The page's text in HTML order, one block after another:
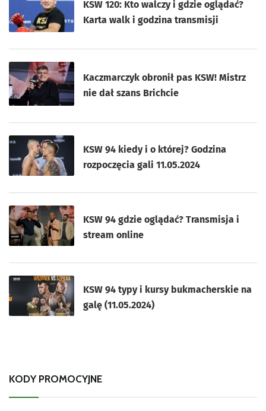
KSW 120: Kto walczy i gdzie oglądać?
Karta walk i godzina transmisji
Kaczmarczyk obronił pas KSW! Mistrz
nie dał szans Brichcie
KSW 94 kiedy i o której? Godzina
rozpoczęcia gali 11.05.2024
KSW 94 gdzie oglądać? Transmisja i
stream online
KSW 94 typy i kursy bukmacherskie na
galę (11.05.2024)
KODY PROMOCYJNE